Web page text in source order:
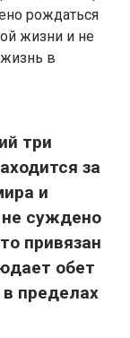
три
за
и
не суждено
привязан
обет
пределах